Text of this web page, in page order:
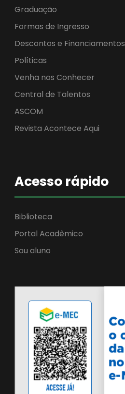
Graduação
Formas de Ingresso
Descontos e Financiamentos
Políticas
Venha nos Conhecer
Central de Talentos
ASCOM
Revista Acontece Aqui
Acesso rápido
Biblioteca
Portal Acadêmico
Sou aluno